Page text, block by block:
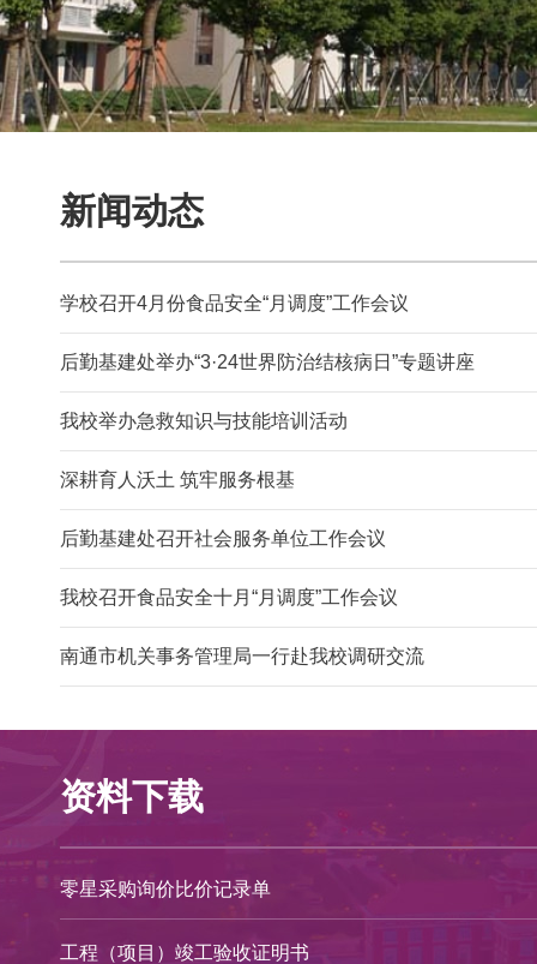
新闻动态
学校召开4月份食品安全“月调度”工作会议
后勤基建处举办“3·24世界防治结核病日”专题讲座
我校举办急救知识与技能培训活动
深耕育人沃土 筑牢服务根基
后勤基建处召开社会服务单位工作会议
我校召开食品安全十月“月调度”工作会议
南通市机关事务管理局一行赴我校调研交流
资料下载
零星采购询价比价记录单
工程（项目）竣工验收证明书